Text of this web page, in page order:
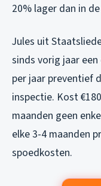
20% lager dan in
Jules uit
sinds vorig jaar
per jaar preventief
inspectie. Kost
maanden geen
elke 3-4 maanden
spoedkosten.